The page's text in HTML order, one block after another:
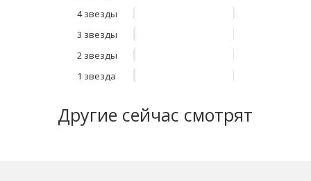
4 звезды
3 звезды
2 звезды
1 звезда
Другие сейчас смотрят